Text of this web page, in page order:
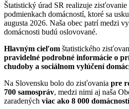
Štatistický úrad SR realizuje
podmienkach domácností, ktoré sa
augusta 2026. Naša obec patrí medzi
domácnosti budú oslovované.
Hlavným cieľom štatistického
pravidelné podrobné informácie o
chudoby a sociálnom vylúčení
Na Slovensku bolo do zisťovania pre
700 samospráv, medzi nimi aj naša
zaradených viac ako 8 000 domácností